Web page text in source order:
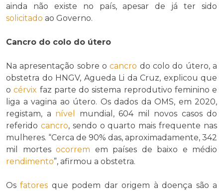
ainda não existe no país, apesar de já ter sido
solicitado ao Governo.
Cancro do colo do útero
Na apresentação sobre ocancro do colo do útero, a
obstetra do HNGV, Agueda Li da Cruz, explicou que
océrvix faz parte do sistema reprodutivo feminino e
liga a vagina ao útero. Os dados da OMS, em 2020,
registam, a nível
mundial, 604 mil novos casos do
referido cancro, sendo o quarto mais frequente nas
mulheres. “Cerca de 90% das, aproximadamente, 342
mil mortes ocorrem em países de baixo e médio
rendimento”, afirmou a obstetra.
Osfatores que podem dar origem à doença são a